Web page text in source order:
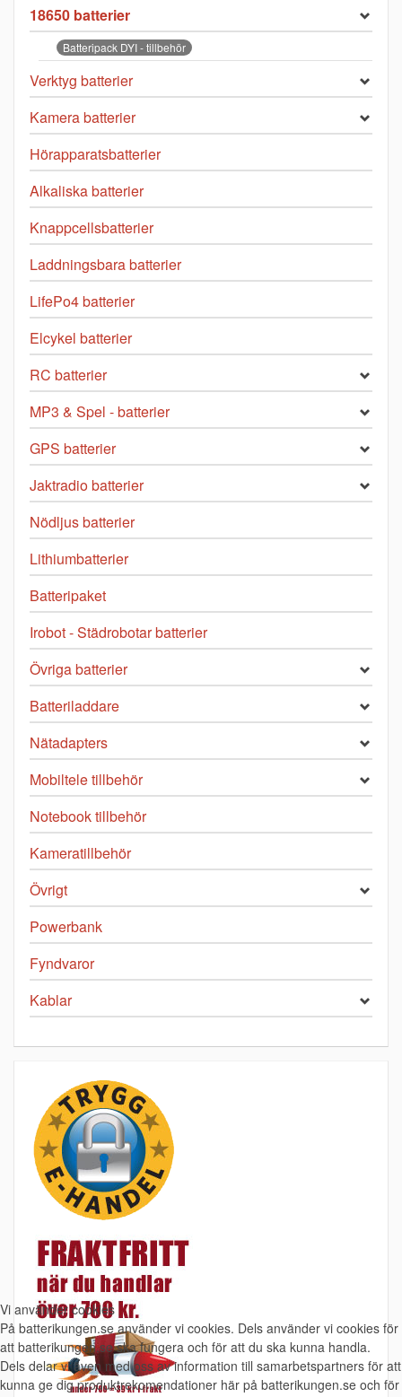
18650 batterier
Batteripack DYI - tillbehör
Verktyg batterier
Kamera batterier
Hörapparatsbatterier
Alkaliska batterier
Knappcellsbatterier
Laddningsbara batterier
LifePo4 batterier
Elcykel batterier
RC batterier
MP3 & Spel - batterier
GPS batterier
Jaktradio batterier
Nödljus batterier
Lithiumbatterier
Batteripaket
Irobot - Städrobotar batterier
Övriga batterier
Batteriladdare
Nätadapters
Mobiltele tillbehör
Notebook tillbehör
Kameratillbehör
Övrigt
Powerbank
Fyndvaror
Kablar
Vi använder cookies
På batterikungen.se använder vi cookies. Dels använder vi cookies för
att batterikungen.se ska fungera och för att du ska kunna handla.
Dels delar vi även med oss av information till samarbetspartners för att
kunna ge dig produktrekomendationer här på batterikungen.se och för